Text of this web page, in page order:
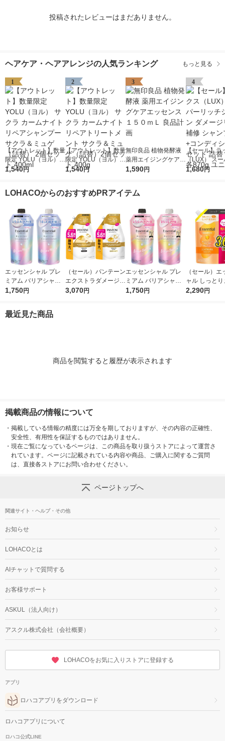
投稿されたレビューはまだありません。
ヘアケア・ヘアアレンジの人気ランキング もっと見る
1
【アウトレット】数量
限定 YOLU（ヨル）
サクラ カームナイト
2個セット 400ml
1,540円
2
【アウトレット】数量
限定 YOLU（ヨル）
サクラ カームナイト
替）2個セット 400g
1,540円
3
無印良品 植物発酵液
薬用エイジングケアエ
ッセンス １５０ｍＬ
1,590円
4
【セール】ラ
（LUX） ス
ッチシャイン
1,680円
LOHACOからのおすすめPRアイテム
エッセンシャル プレ
ミアム バリアシャン
プー + コンディショ
1,750円
（セール）パンテーン
エクストラダメージリ
ペア シャンプー + コ
3,070円
エッセンシャル プレ
ミアム バリアシャン
プー + コンディショ
1,750円
（セール）エ
ャル しっと
る シャンプー
2,290円
最近見た商品
商品を閲覧すると履歴が表示されます
掲載商品の情報について
・ 掲載している情報の精度には万全を期しておりますが、その内容の正確性、
安全性、有用性を保証するものではありません。
・ 現在ご覧になっているページは、この商品を取り扱うストアによって運営さ
れています。ページに記載されている内容や商品、ご購入に関するご質問
は、直接各ストアにお問い合わせください。
ページトップへ
関連サイト・ヘルプ・その他
お知らせ
LOHACOとは
AIチャットで質問する
お客様サポート
ASKUL（法人向け）
アスクル株式会社（会社概要）
LOHACOをお気に入りストアに登録する
アプリ
ロハコアプリをダウンロード
ロハコアプリについて
ロハコ公式LINE